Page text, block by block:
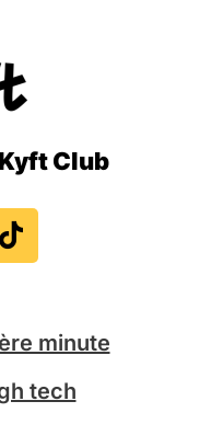
Club
i
k
t
minute
tech